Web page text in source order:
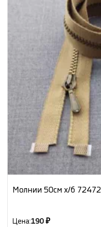
Молнии 50см х/б 72472
Цена:190 ₽